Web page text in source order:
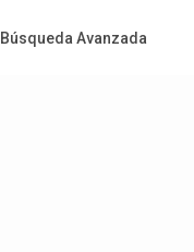
Búsqueda Avanzada